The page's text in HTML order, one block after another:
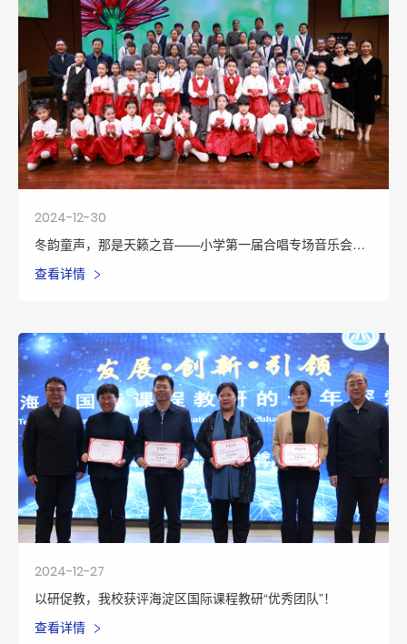
2024-12-30
冬韵童声，那是天籁之音——小学第一届合唱专场音乐会圆
满举行
查看详情
2024-12-27
以研促教，我校获评海淀区国际课程教研“优秀团队”！
查看详情